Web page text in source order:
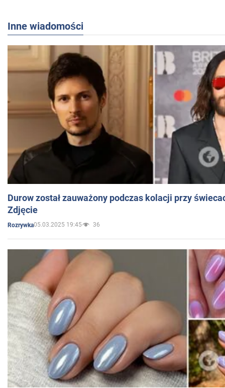
Inne wiadomości
Durow został zauważony podczas kolacji przy
Zdjęcie
Rozrywka05.03.2025 19:45 36